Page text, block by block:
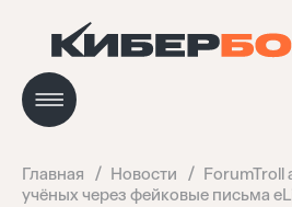
Главная Новости
ForumTroll
учёных через фейковые письма